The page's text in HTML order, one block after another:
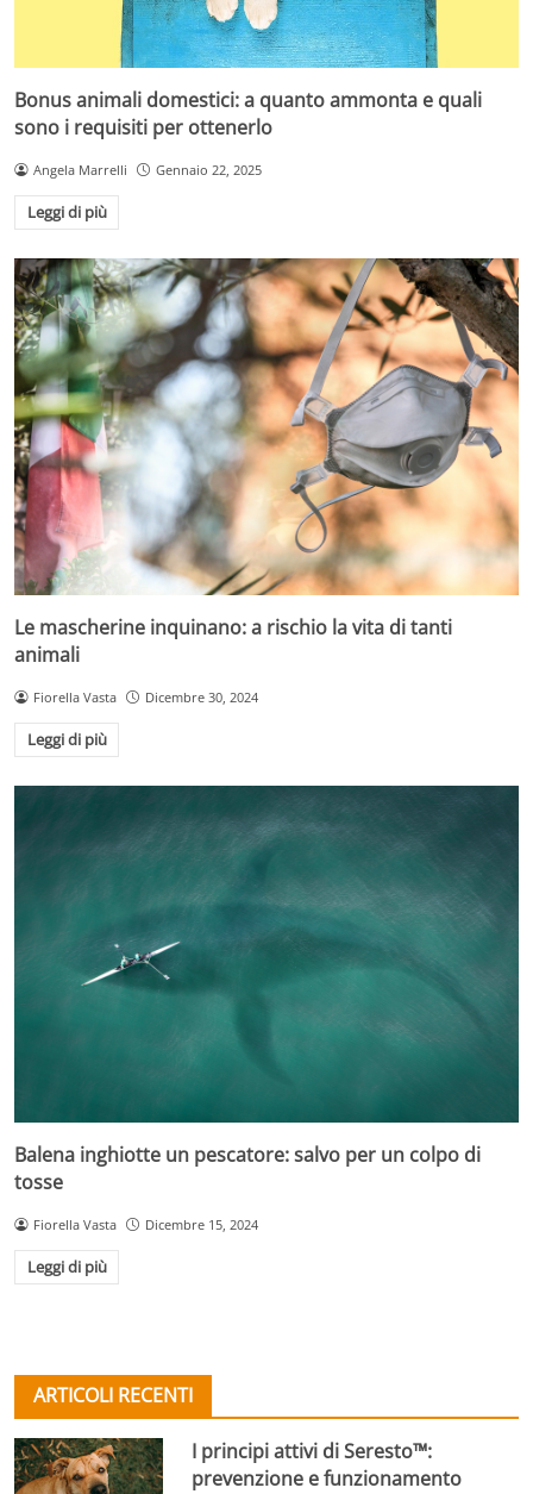
Bonus animali domestici: a quanto ammonta e quali
sono i requisiti per ottenerlo
Angela Marrelli Gennaio 22, 2025
Leggi di più
Le mascherine inquinano: a rischio la vita di tanti
animali
Fiorella Vasta Dicembre 30, 2024
Leggi di più
Balena inghiotte un pescatore: salvo per un colpo di
tosse
Fiorella Vasta Dicembre 15, 2024
Leggi di più
ARTICOLI RECENTI
I principi attivi di Seresto™:
prevenzione e funzionamento